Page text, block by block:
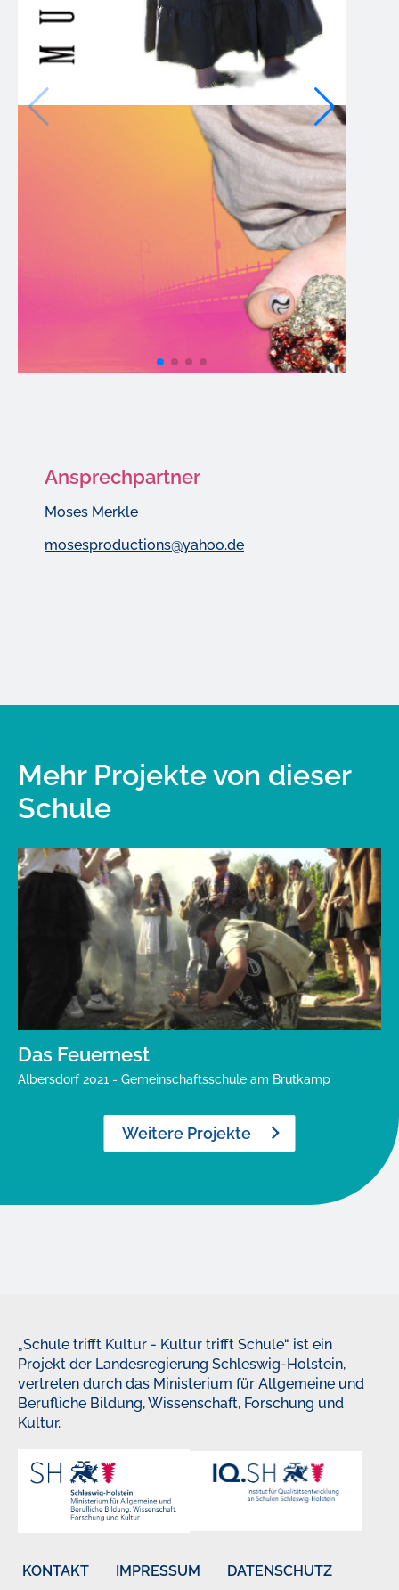
Ansprechpartner
Moses Merkle
mosesproductions@yahoo.de
Mehr Projekte von dieser
Schule
Das Feuernest
Albersdorf 2021 - Gemeinschaftsschule am Brutkamp
Weitere Projekte
„Schule trifft Kultur - Kultur trifft Schule“ ist ein
Projekt der Landesregierung Schleswig-Holstein,
vertreten durch das Ministerium für Allgemeine und
Berufliche Bildung, Wissenschaft, Forschung und
Kultur.
KONTAKT IMPRESSUM DATENSCHUTZ